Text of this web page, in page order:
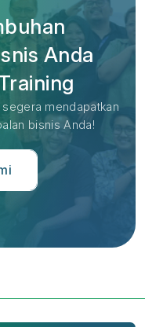
Anda
mendapatkan
bisnis Anda!